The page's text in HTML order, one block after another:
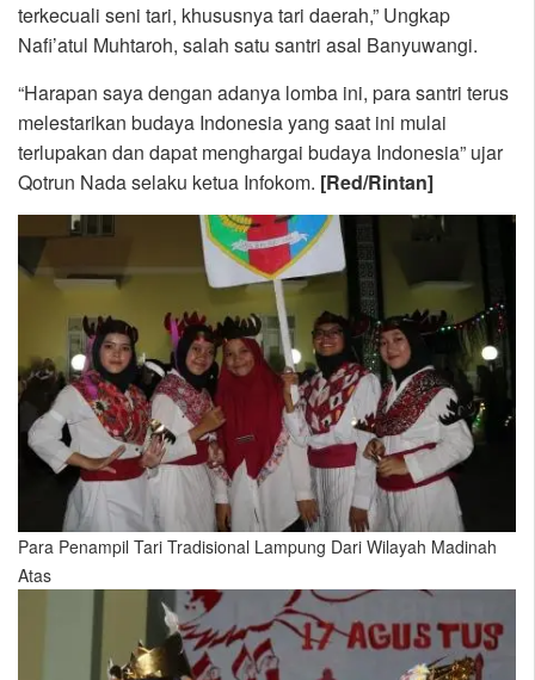
terkecuali seni tari, khususnya tari daerah,” Ungkap
Nafi’atul Muhtaroh, salah satu santri asal Banyuwangi.
“Harapan saya dengan adanya lomba ini, para santri terus
melestarikan budaya Indonesia yang saat ini mulai
terlupakan dan dapat menghargai budaya Indonesia” ujar
Qotrun Nada selaku ketua Infokom. [Red/Rintan]
Para Penampil Tari Tradisional Lampung Dari Wilayah Madinah
Atas